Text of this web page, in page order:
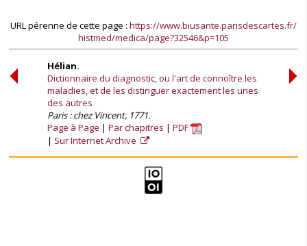
URL pérenne de cette page : https://www.biusante.parisdescartes.fr/
histmed/medica/page?32546&p=105
Hélian.
Dictionnaire du diagnostic, ou l'art de connoître les
maladies, et de les distinguer exactement les unes
des autres
Paris : chez Vincent, 1771.
Page à Page
Par chapitres
PDF
Sur Internet Archive